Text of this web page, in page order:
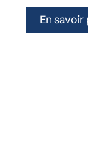
En savoir